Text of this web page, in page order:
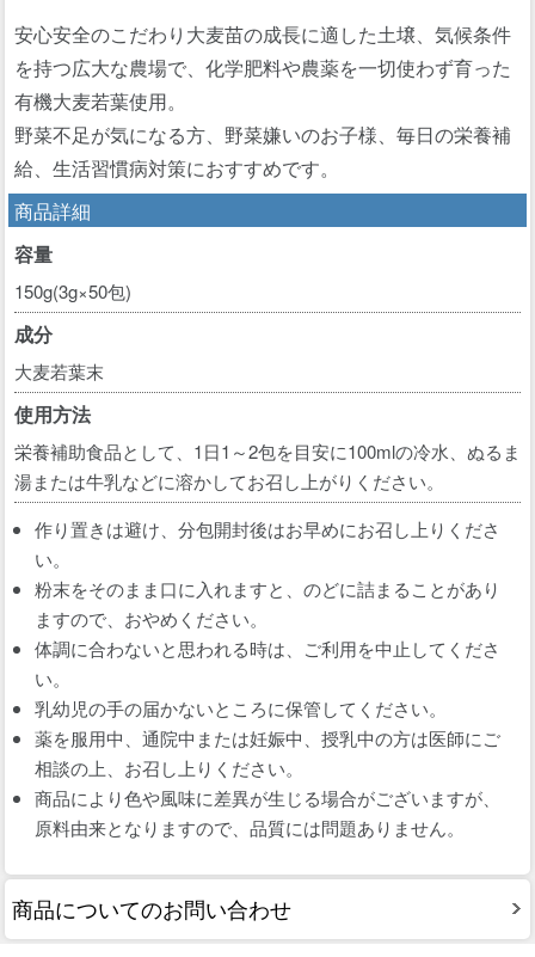
安心安全のこだわり大麦苗の成長に適した土壌、気候条件
を持つ広大な農場で、化学肥料や農薬を一切使わず育った
有機大麦若葉使用。
野菜不足が気になる方、野菜嫌いのお子様、毎日の栄養補
給、生活習慣病対策におすすめです。
商品詳細
容量
150g(3g×50包)
成分
大麦若葉末
使用方法
栄養補助食品として、1日1～2包を目安に100mlの冷水、ぬるま
湯または牛乳などに溶かしてお召し上がりください。
作り置きは避け、分包開封後はお早めにお召し上りくださ
い。
粉末をそのまま口に入れますと、のどに詰まることがあり
ますので、おやめください。
体調に合わないと思われる時は、ご利用を中止してくださ
い。
乳幼児の手の届かないところに保管してください。
薬を服用中、通院中または妊娠中、授乳中の方は医師にご
相談の上、お召し上りください。
商品により色や風味に差異が生じる場合がございますが、
原料由来となりますので、品質には問題ありません。
商品についてのお問い合わせ